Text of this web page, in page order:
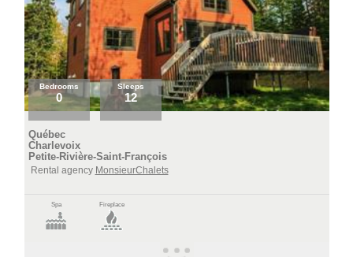
Bedrooms
0
Sleeps
12
Québec
Charlevoix
Petite-Rivière-Saint-François
Rental agency MonsieurChalets
Spa Fireplace